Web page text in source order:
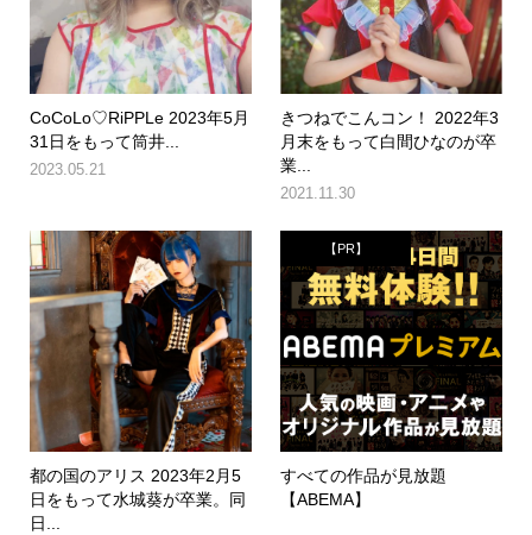
CoCoLo♡RiPPLe 2023年5月
31日をもって筒井...
2023.05.21
きつねでこんコン！ 2022年3
月末をもって白間ひなのが卒
業...
2021.11.30
都の国のアリス 2023年2月5
日をもって水城葵が卒業。同
日...
【PR】
すべての作品が見放題
【ABEMA】